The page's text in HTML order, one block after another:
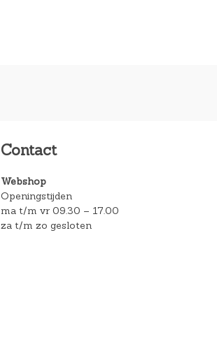
Contact
Webshop
Openingstijden
ma t/m vr 09.30 – 17.00
za t/m zo gesloten